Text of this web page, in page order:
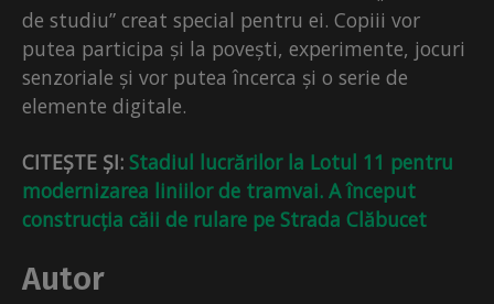
de studiu” creat special pentru ei. Copiii vor
putea participa și la povești, experimente, jocuri
senzoriale și vor putea încerca și o serie de
elemente digitale.
CITEȘTE ȘI: Stadiul lucrărilor la Lotul 11 pentru
modernizarea liniilor de tramvai. A început
construcția căii de rulare pe Strada Clăbucet
Autor